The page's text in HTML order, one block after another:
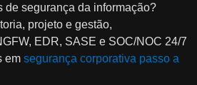
de segurança da informação?
projeto e gestão,
EDR, SASE e SOC/NOC 24/7
em segurança corporativa passo a